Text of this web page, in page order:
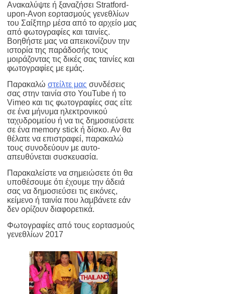
Ανακαλύψτε ή ξαναζήσει Stratford-
upon-Avon εορτασμούς γενεθλίων
του Σαίξπηρ μέσα από το αρχείο μας
από φωτογραφίες και ταινίες.
Βοηθήστε μας να απεικονίζουν την
ιστορία της παράδοσής τους
μοιράζοντας τις δικές σας ταινίες και
φωτογραφίες με εμάς.
Παρακαλώ στείλτε μας συνδέσεις
σας στην ταινία στο YouTube ή το
Vimeo και τις φωτογραφίες σας είτε
σε ένα μήνυμα ηλεκτρονικού
ταχυδρομείου ή να τις δημοσιεύσετε
σε ένα memory stick ή δίσκο. Αν θα
θέλατε να επιστραφεί, παρακαλώ
τους συνοδεύουν με αυτο-
απευθύνεται συσκευασία.
Παρακαλείστε να σημειώσετε ότι θα
υποθέσουμε ότι έχουμε την άδειά
σας να δημοσιεύσει τις εικόνες,
κείμενο ή ταινία που λαμβάνετε εάν
δεν ορίζουν διαφορετικά.
Φωτογραφίες από τους εορτασμούς
γενεθλίων 2017